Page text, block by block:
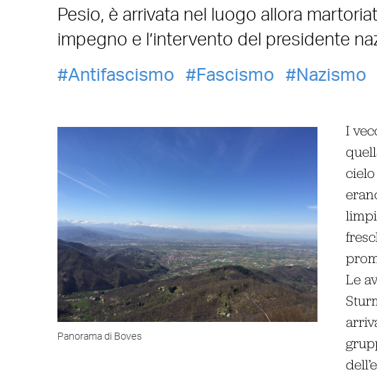
Pesio, è arrivata nel luogo allora
impegno e l’intervento del presidente
Antifascismo
Fascismo Nazismo
Panorama di Boves
I
Le